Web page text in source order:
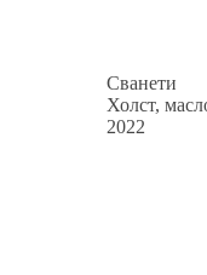
Сванети
Холст,
2022